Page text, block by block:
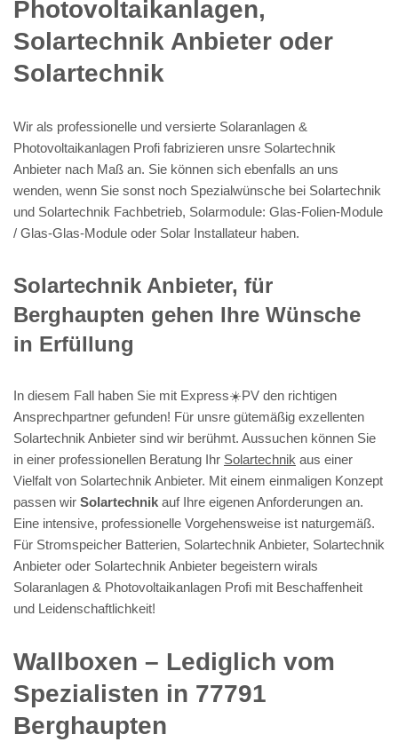
Photovoltaikanlagen,
Solartechnik Anbieter oder
Solartechnik
Wir als professionelle und versierte Solaranlagen &
Photovoltaikanlagen Profi fabrizieren unsre Solartechnik
Anbieter nach Maß an. Sie können sich ebenfalls an uns
wenden, wenn Sie sonst noch Spezialwünsche bei Solartechnik
und Solartechnik Fachbetrieb, Solarmodule: Glas-Folien-Module
/ Glas-Glas-Module oder Solar Installateur haben.
Solartechnik Anbieter, für
Berghaupten gehen Ihre Wünsche
in Erfüllung
In diesem Fall haben Sie mit Express☀️PV️ den richtigen
Ansprechpartner gefunden! Für unsre gütemäßig exzellenten
Solartechnik Anbieter sind wir berühmt. Aussuchen können Sie
in einer professionellen Beratung Ihr Solartechnik aus einer
Vielfalt von Solartechnik Anbieter. Mit einem einmaligen Konzept
passen wir Solartechnik auf Ihre eigenen Anforderungen an.
Eine intensive, professionelle Vorgehensweise ist naturgemäß.
Für Stromspeicher Batterien, Solartechnik Anbieter, Solartechnik
Anbieter oder Solartechnik Anbieter begeistern wirals
Solaranlagen & Photovoltaikanlagen Profi mit Beschaffenheit
und Leidenschaftlichkeit!
Wallboxen – Lediglich vom
Spezialisten in 77791
Berghaupten